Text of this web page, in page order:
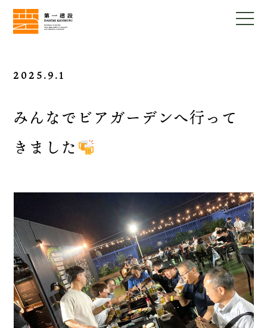
2025.9.1
みんなでビアガーデンへ行って
きました